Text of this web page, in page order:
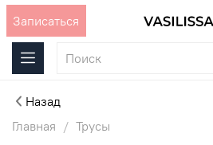
Записаться
Назад
Главная
Трусы